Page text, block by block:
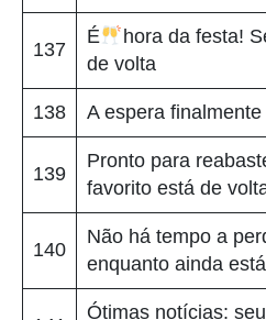
137
É
hora da festa!
de volta
138 A espera
139
Pronto para
favorito está de
140
Não há tempo a
enquanto ainda
Ótimas notícias: